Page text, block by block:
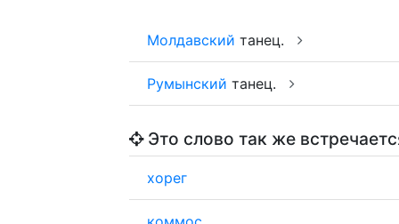
Молдавский танец.
Румынский танец.
Это слово так же
хорег